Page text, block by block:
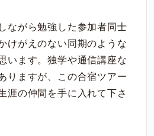
ながら勉強した参加者同士
けがえのない同期のような
います。独学や通信講座な
りますが、この合宿ツアー
涯の仲間を手に入れて下さ